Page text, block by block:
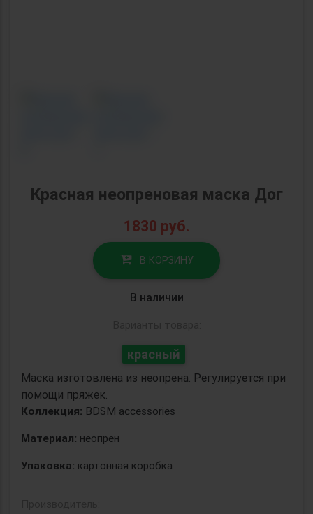
Красная неопреновая маска Дог
1830 руб.
В КОРЗИНУ
В наличии
красный
Маска изготовлена из неопрена. Регулируется при
помощи пряжек.
Коллекция: BDSM accessories
Материал: неопрен
Упаковка: картонная коробка